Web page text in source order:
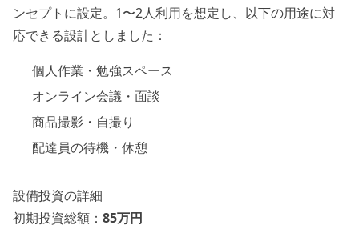
ンセプトに設定。1〜2人利用を想定し、以下の用途に対
応できる設計としました：
個人作業・勉強スペース
オンライン会議・面談
商品撮影・自撮り
配達員の待機・休憩
設備投資の詳細
初期投資総額： 85万円